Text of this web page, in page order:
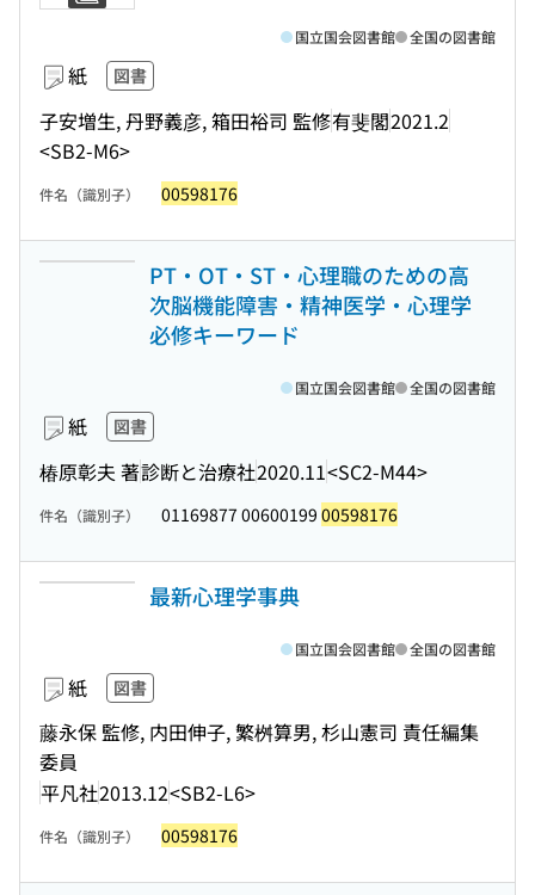
紙 図書
子安増生, 丹野義彦, 箱田裕司 監修有斐閣2021.2
<SB2-M6>
国立国会図書館 全国の図書館
件名（識別子） 00598176
PT・OT・ST・心理職のための高
次脳機能障害・精神医学・心理学
必修キーワード
紙 図書
椿原彰夫 著診断と治療社2020.11<SC2-M44>
国立国会図書館 全国の図書館
件名（識別子） 01169877 00600199 00598176
最新心理学事典
紙 図書
藤永保 監修, 内田伸子, 繁桝算男, 杉山憲司 責任編集
委員
平凡社2013.12<SB2-L6>
国立国会図書館 全国の図書館
件名（識別子） 00598176